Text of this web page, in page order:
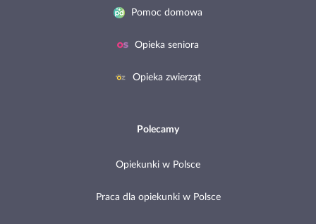
Pomoc domowa
Opieka seniora
Opieka zwierząt
Polecamy
Opiekunki w Polsce
Praca dla opiekunki w Polsce